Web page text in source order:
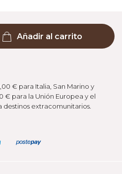
Añadir al carrito
€ para Italia, San Marino y
€ para la Unión Europea y el
destinos extracomunitarios.